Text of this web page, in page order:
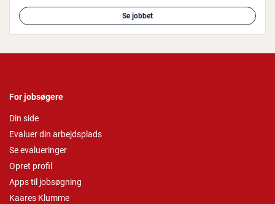
Se jobbet
For jobsøgere
Din side
Evaluer din arbejdsplads
Se evalueringer
Opret profil
Apps til jobsøgning
Kaares Klumme